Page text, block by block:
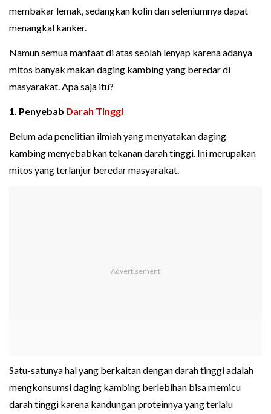
membakar lemak, sedangkan kolin dan seleniumnya dapat
menangkal kanker.
Namun semua manfaat di atas seolah lenyap karena adanya
mitos banyak makan daging kambing yang beredar di
masyarakat. Apa saja itu?
1. Penyebab Darah Tinggi
Belum ada penelitian ilmiah yang menyatakan daging
kambing menyebabkan tekanan darah tinggi. Ini merupakan
mitos yang terlanjur beredar masyarakat.
Satu-satunya hal yang berkaitan dengan darah tinggi adalah
mengkonsumsi daging kambing berlebihan bisa memicu
darah tinggi karena kandungan proteinnya yang terlalu